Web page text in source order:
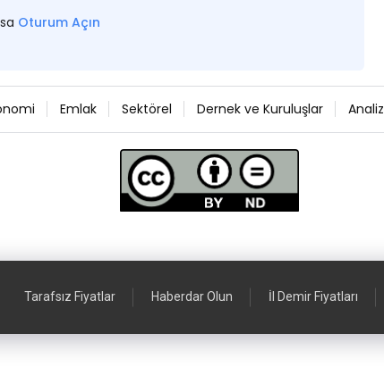
Oturum Açın
Emlak Sektörel Dernek ve Kuruluşlar Analiz
Tarafsız Fiyatlar Haberdar Olun İl Demir Fiyatları